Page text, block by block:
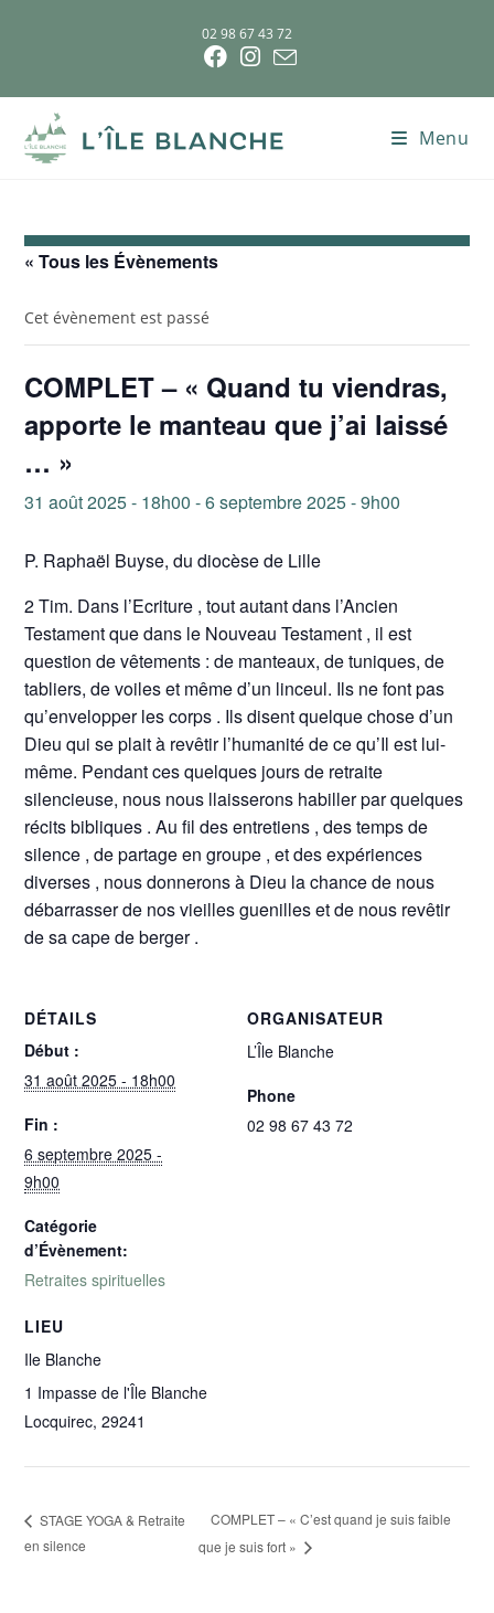
02 98 67 43 72
Menu
« Tous les Évènements
Cet évènement est passé
COMPLET – « Quand tu viendras,
apporte le manteau que j’ai laissé
… »
31 août 2025 - 18h00 -6 septembre 2025 - 9h00
P. Raphaël Buyse, du diocèse de Lille
2 Tim. Dans l’Ecriture , tout autant dans l’Ancien
Testament que dans le Nouveau Testament , il est
question de vêtements : de manteaux, de tuniques, de
tabliers, de voiles et même d’un linceul. Ils ne font pas
qu’envelopper les corps . Ils disent quelque chose d’un
Dieu qui se plait à revêtir l’humanité de ce qu’Il est lui-
même. Pendant ces quelques jours de retraite
silencieuse, nous nous llaisserons habiller par quelques
récits bibliques . Au fil des entretiens , des temps de
silence , de partage en groupe , et des expériences
diverses , nous donnerons à Dieu la chance de nous
débarrasser de nos vieilles guenilles et de nous revêtir
de sa cape de berger .
DÉTAILS
Début :
31 août 2025 - 18h00
Fin :
6 septembre 2025 -
9h00
Catégorie
d’Évènement:
Retraites spirituelles
LIEU
Ile Blanche
1 Impasse de l'Île Blanche
Locquirec, 29241
ORGANISATEUR
L’Île Blanche
Phone
02 98 67 43 72
STAGE YOGA & Retraite
en silence
COMPLET – « C’est quand je suis faible
que je suis fort »